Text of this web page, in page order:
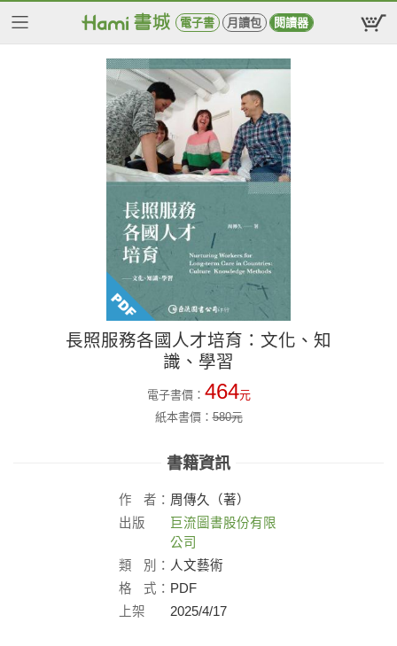
電子書 月讀包 閱讀器
長照服務各國人才培育：文化、知
識、學習
電子書價： 464元
紙本書價：580元
書籍資訊
作 者： 周傳久（著）
出版
巨流圖書股份有限
公司
類
別： 人文藝術
格
式： PDF
上架
2025/4/17